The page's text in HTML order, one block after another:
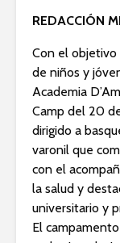
REDACCIÓN
Con el
de niños y
Academia
Camp del 20
dirigido a
varonil que
con el
la salud y
universitario y
El